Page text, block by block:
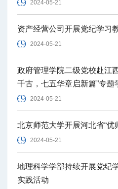
2024-05-21
资产经营公司开展党纪学习
2024-05-21
政府管理学院二级党校赴江
千古，七五华章启新篇”专题
2024-05-21
北京师范大学开展河北省“优
2024-05-21
地理科学学部持续开展党纪
实践活动